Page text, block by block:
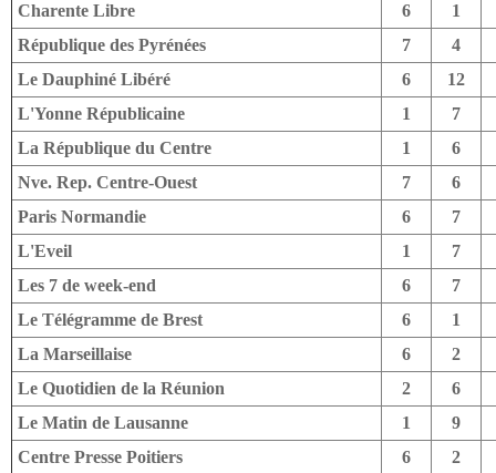
Charente Libre
6
1
République des Pyrénées
7
4
Le Dauphiné Libéré
6
12
L'Yonne Républicaine
1
7
La République du Centre
1
6
Nve. Rep. Centre-Ouest
7
6
Paris Normandie
6
7
L'Eveil
1
7
Les 7 de week-end
6
7
Le Télégramme de Brest
6
1
La Marseillaise
6
2
Le Quotidien de la Réunion
2
6
Le Matin de Lausanne
1
9
Centre Presse Poitiers
6
2